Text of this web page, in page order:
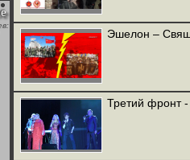
Эшелон –
Третий фронт